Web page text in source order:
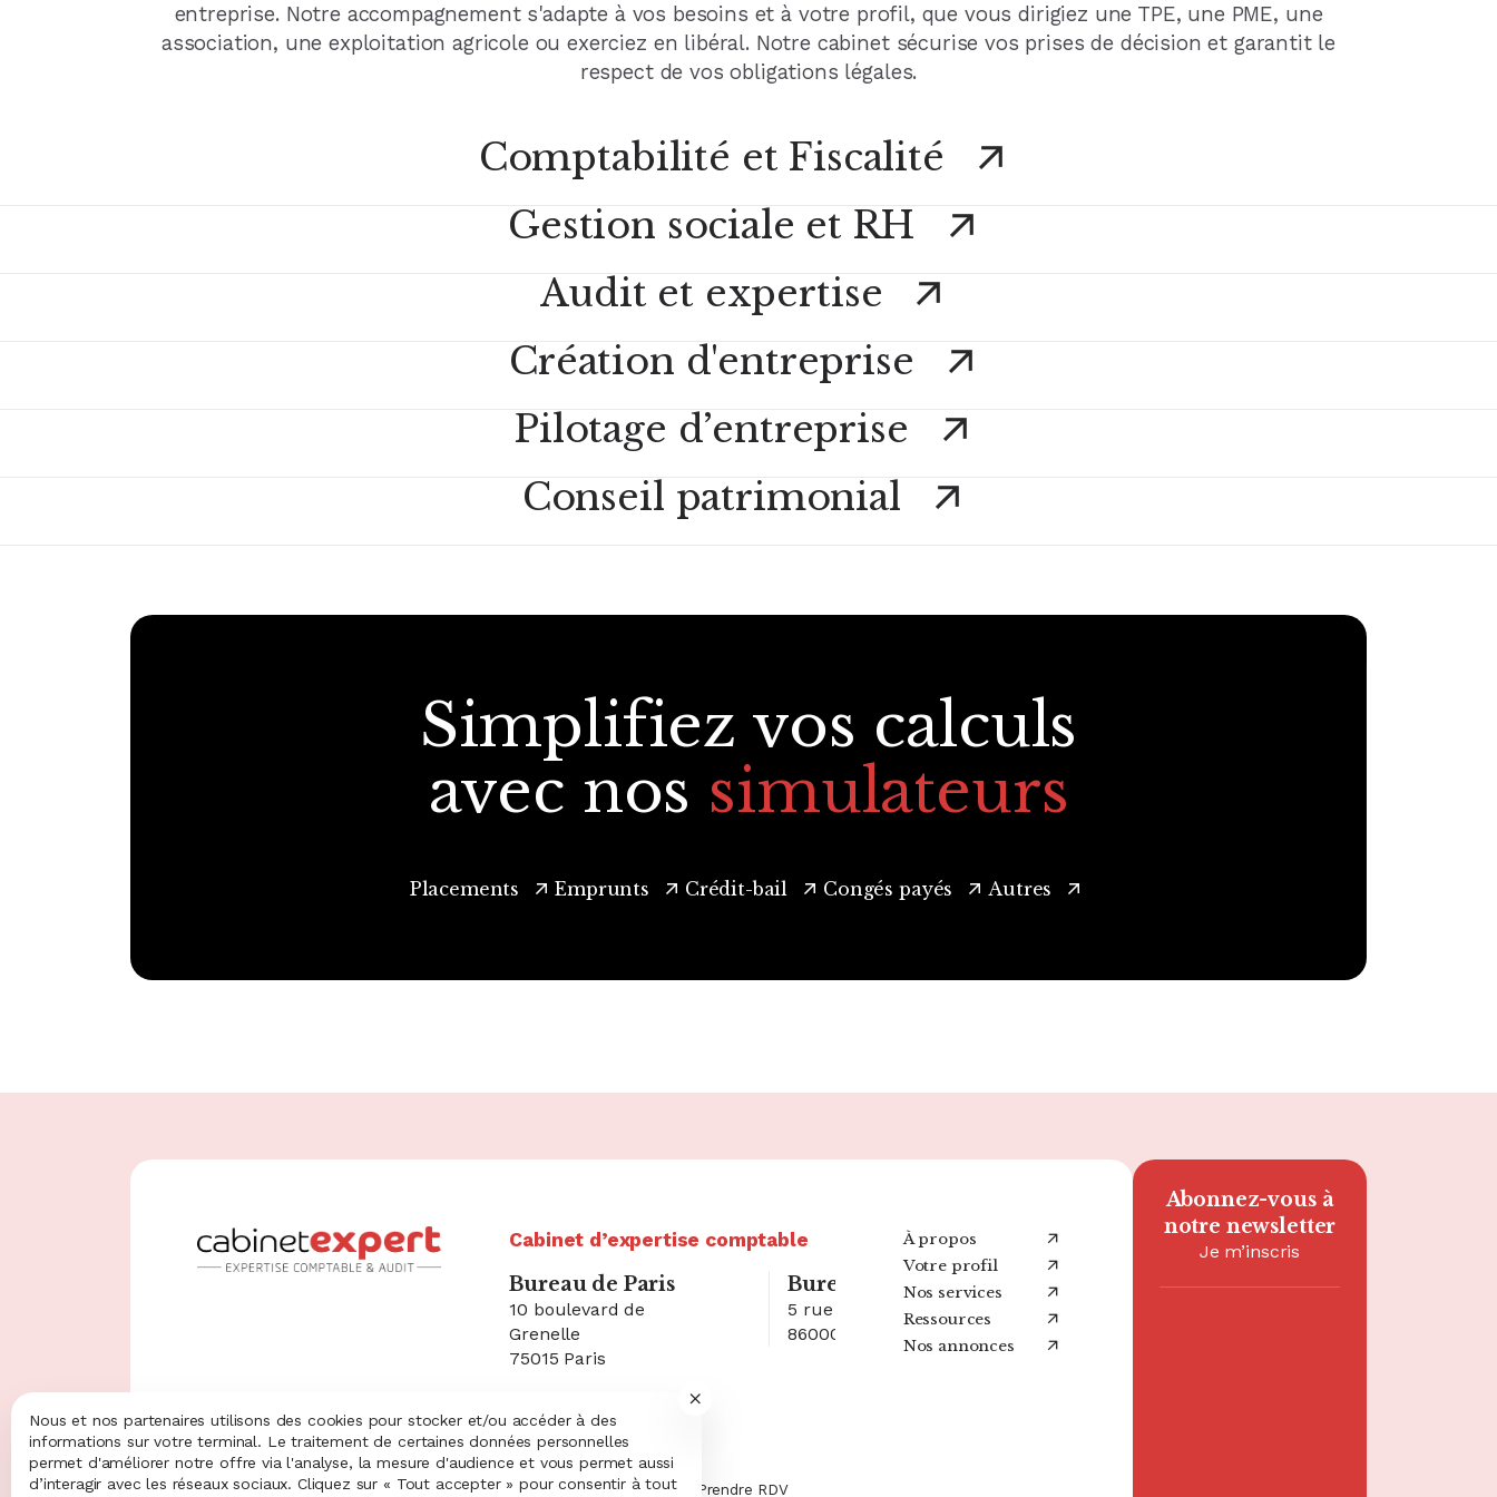
entreprise. Notre accompagnement s'adapte à vos besoins et à votre profil, que vous dirigiez une TPE, une PME, une
association, une exploitation agricole ou exerciez en libéral. Notre cabinet sécurise vos prises de décision et garantit le
respect de vos obligations légales.
Comptabilité et Fiscalité
Gestion sociale et RH
Audit et expertise
Création d'entreprise
Pilotage d’entreprise
Conseil patrimonial
Simplifiez vos calculs
avec nos simulateurs
Placements Emprunts Crédit-bail Congés payés Autres
Cabinet d’expertise comptable
Bureau de Paris
10 boulevard de
Grenelle
75015 Paris
Bureau de Poitiers
5 rue Sophie Germain
86000 Poitiers
Bureau de Paris
À propos
Votre profil
Nos services
Ressources
Nos annonces
4.9
58 avis clients
01 02 03 04 05 Prendre RDV
Abonnez-vous à
notre newsletter
Je m’inscris
Nous et nos partenaires utilisons des cookies pour stocker et/ou accéder à des
informations sur votre terminal. Le traitement de certaines données personnelles
permet d'améliorer notre offre via l'analyse, la mesure d'audience et vous permet aussi
d’interagir avec les réseaux sociaux. Cliquez sur « Tout accepter » pour consentir à tout